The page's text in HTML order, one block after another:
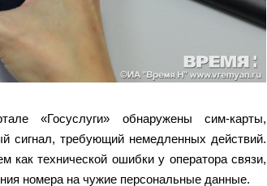
«Госуслуги» обнаружены сим‑карты,
сигнал, требующий немедленных действий.
как технической ошибки у оператора связи,
номера на чужие персональные данные.